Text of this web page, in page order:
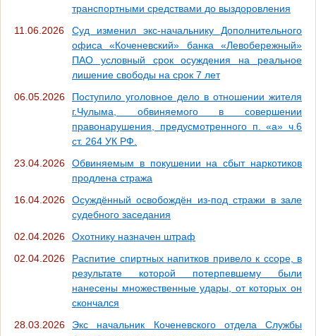
транспортными средствами до выздоровления
11.06.2026
Суд изменил экс-начальнику Дополнительного
офиса «Коченевский» банка «Левобережный»
ПАО условный срок осуждения на реальное
лишение свободы на срок 7 лет
06.05.2026
Поступило уголовное дело в отношении жителя
г.Чулыма, обвиняемого в совершении
правонарушения, предусмотренного п. «а» ч.6
ст. 264 УК РФ.
23.04.2026
Обвиняемым в покушении на сбыт наркотиков
продлена стража
16.04.2026
Осуждённый освобождён из-под стражи в зале
судебного заседания
02.04.2026
Охотнику назначен штраф
02.04.2026
Распитие спиртных напитков привело к ссоре, в
результате которой потерпевшему были
нанесены множественные удары, от которых он
скончался
28.03.2026
Экс начальник Коченевского отдела Службы